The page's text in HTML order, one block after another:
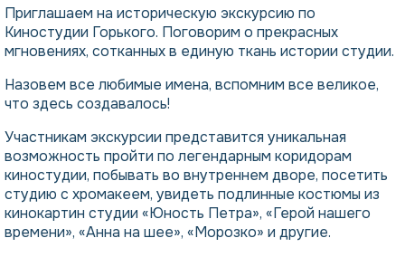
Приглашаем на историческую экскурсию по
Киностудии Горького. Поговорим о прекрасных
мгновениях, сотканных в единую ткань истории студии.
Назовем все любимые имена, вспомним все великое,
что здесь создавалось!
Участникам экскурсии представится уникальная
возможность пройти по легендарным коридорам
киностудии, побывать во внутреннем дворе, посетить
студию с хромакеем, увидеть подлинные костюмы из
кинокартин студии «Юность Петра», «Герой нашего
времени», «Анна на шее», «Морозко» и другие.